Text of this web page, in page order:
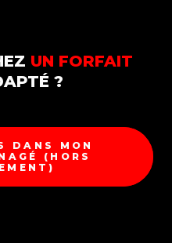
UN FORFAIT
?
DANS MON
(HORS